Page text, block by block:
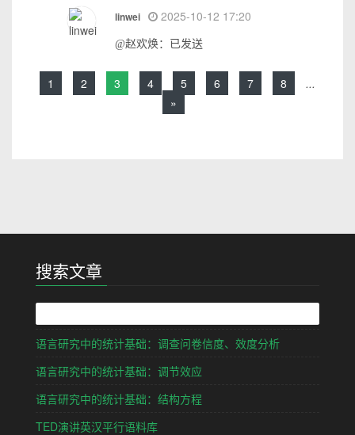
linwei 2025-10-12 17:20
@赵欢焕：已发送
1 2 3 4 5 6 7 8
...
»
搜索文章
语言研究中的统计基础：调查问卷信度、效度分析
语言研究中的统计基础：调节效应
语言研究中的统计基础：结构方程
TED演讲英汉平行语料库